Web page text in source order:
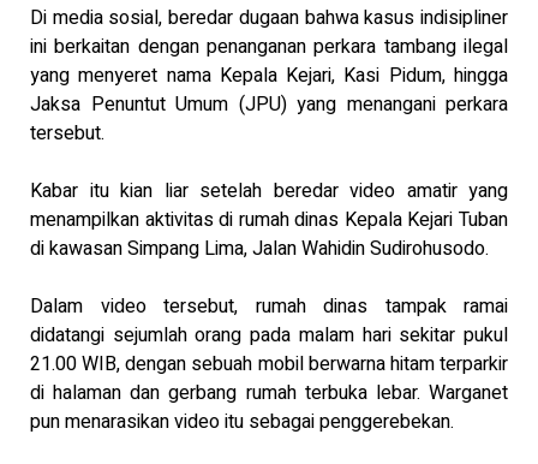
Di media sosial, beredar dugaan bahwa kasus indisipliner
ini berkaitan dengan penanganan perkara tambang ilegal
yang menyeret nama Kepala Kejari, Kasi Pidum, hingga
Jaksa Penuntut Umum (JPU) yang menangani perkara
tersebut.
Kabar itu kian liar setelah beredar video amatir yang
menampilkan aktivitas di rumah dinas Kepala Kejari Tuban
di kawasan Simpang Lima, Jalan Wahidin Sudirohusodo.
Dalam video tersebut, rumah dinas tampak ramai
didatangi sejumlah orang pada malam hari sekitar pukul
21.00 WIB, dengan sebuah mobil berwarna hitam terparkir
di halaman dan gerbang rumah terbuka lebar. Warganet
pun menarasikan video itu sebagai penggerebekan.